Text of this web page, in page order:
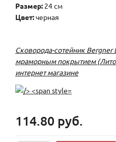
Размер: 24 см
Цвет:черная
Сковорода-сотейник Bergner
мраморным покрытием
интернет магазине
114.80 руб.